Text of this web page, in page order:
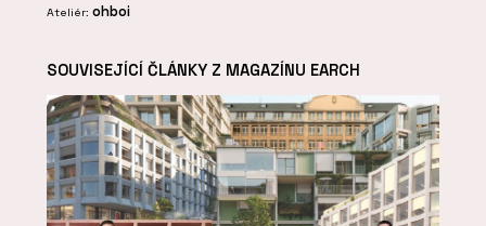
Ateliér: ohboi
SOUVISEJÍCÍ ČLÁNKY Z MAGAZÍNU EARCH